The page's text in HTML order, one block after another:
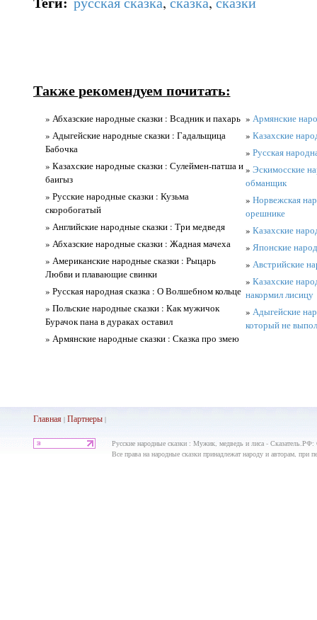
Также рекомендуем почитать:
» Абхазские народные сказки : Всадник и пахарь
» Адыгейские народные сказки : Гадальщица
Бабочка
» Казахские народные сказки : Сулеймен-патша и
баигыз
» Русские народные сказки : Кузьма
скоробогатый
» Английские народные сказки : Три медведя
» Абхазские народные сказки : Жадная мачеха
» Американские народные сказки : Рыцарь
Любви и плавающие свинки
» Русская народная сказка : О Волшебном кольце
» Польские народные сказки : Как мужичок
Бурачок пана в дураках оставил
» Армянские народные сказки : Сказка про змею
» Армянские
» Казахские
» Русская
» Эскимосские
обманщик
» Норвежская
орешнике
» Казахские
» Японские
» Австрийские
» Казахские
накормил лисицу
» Адыгейские
который не
Главная| Партнеры|
Русские народные сказки : Мужик, медведь и лиса - Сказатель.РФ:
Все права на народные сказки принадлежат народу и авторам, при